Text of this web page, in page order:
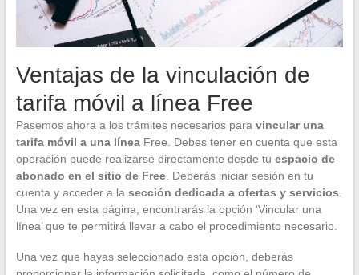
Ventajas de la vinculación de
tarifa móvil a línea Free
Pasemos ahora a los trámites necesarios para vincular una
tarifa móvil a una líneaFree. Debes tener en cuenta que esta
operación puede realizarse directamente desde tu espacio de
abonado en el sitio de Free. Deberás iniciar sesión en tu
cuenta y acceder a la sección dedicada a ofertas y servicios
Una vez en esta página, encontrarás la opción ‘Vincular una
línea’ que te permitirá llevar a cabo el procedimiento necesario.
Una vez que hayas seleccionado esta opción, deberás